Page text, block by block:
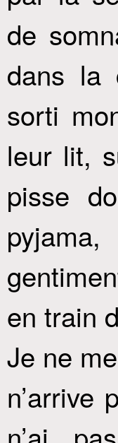
de
dans la
sorti
leur lit,
pisse
en train
Je ne
n’arrive